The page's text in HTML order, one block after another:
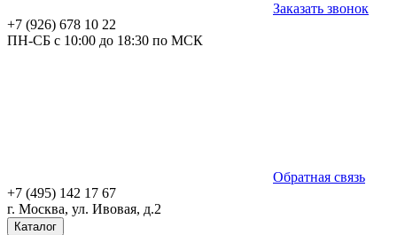
Заказать звонок
+7 (926) 678 10 22
ПН-СБ с 10:00 до 18:30 по МСК
Обратная связь
+7 (495) 142 17 67
г. Москва, ул. Ивовая, д.2
Каталог